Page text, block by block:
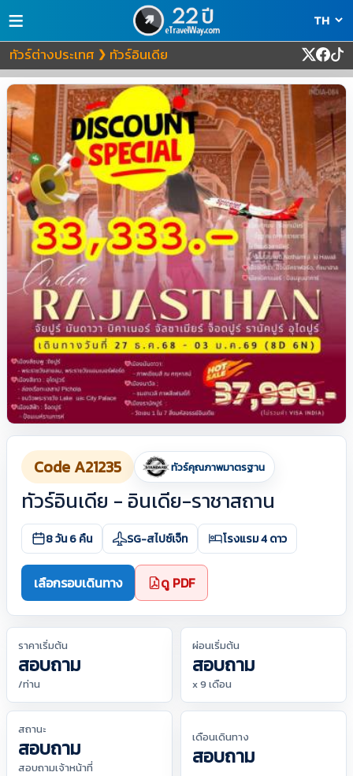
≡
ทัวร์ต่างประเทศ ❯ ทัวร์อินเดีย
Code A21235 ทัวร์คุณภาพมาตรฐาน
ทัวร์อินเดีย - อินเดีย-ราชาสถาน
8 วัน 6 คืน SG-สไปซ์เจ็ท โรงแรม 4 ดาว
เลือกรอบเดินทาง ดู PDF
ราคาเริ่มต้น
สอบถาม
/ท่าน
ผ่อนเริ่มต้น
สอบถาม
x 9 เดือน
สถานะ
สอบถาม
สอบถามเจ้าหน้าที่
เดือนเดินทาง
สอบถาม